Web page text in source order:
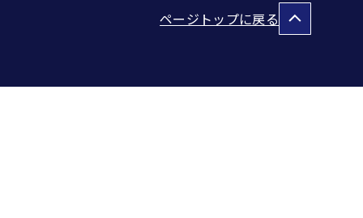
ページトップに戻る